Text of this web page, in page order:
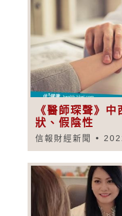
《醫師琛聲》
狀、假陰性
信報財經新聞